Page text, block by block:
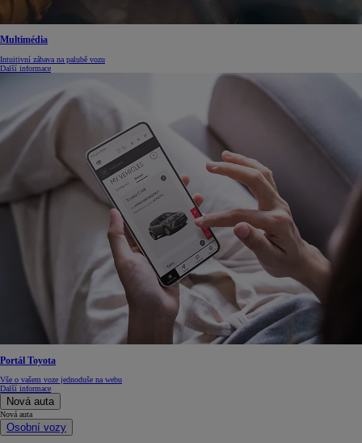
Multimédia
Intuitivní zábava na palubě vozu
Další informace
Portál Toyota
Vše o vašem voze jednoduše na webu
Další informace
Nová auta
Nová auta
Osobní vozy